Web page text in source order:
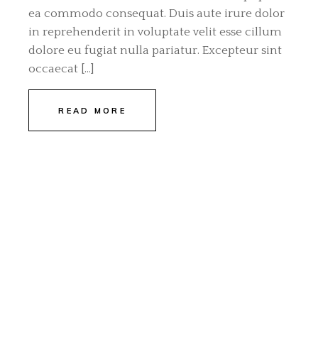
ea commodo consequat. Duis aute irure dolor
in reprehenderit in voluptate velit esse cillum
dolore eu fugiat nulla pariatur. Excepteur sint
occaecat […]
READ MORE